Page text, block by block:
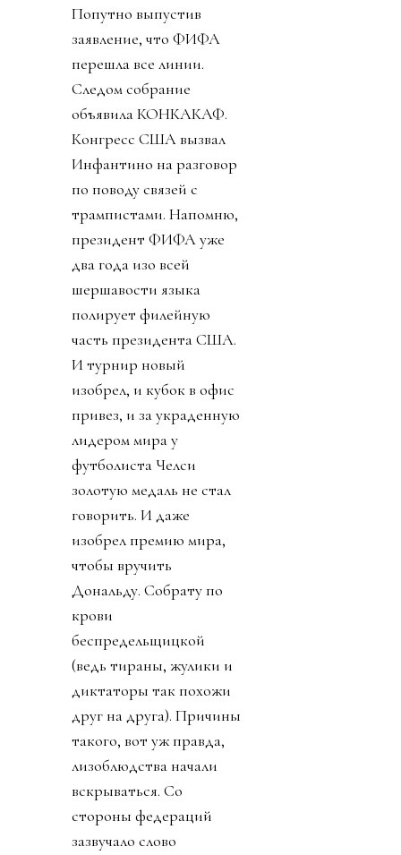
Попутно выпустив
заявление, что ФИФА
перешла все линии.
Следом собрание
объявила КОНКАКАФ.
Конгресс США вызвал
Инфантино на разговор
по поводу связей с
трампистами. Напомню,
президент ФИФА уже
два года изо всей
шершавости языка
полирует филейную
часть президента США.
И турнир новый
изобрел, и кубок в офис
привез, и за украденную
лидером мира у
футболиста Челси
золотую медаль не стал
говорить. И даже
изобрел премию мира,
чтобы вручить
Дональду. Собрату по
крови
беспредельщицкой
(ведь тираны, жулики и
диктаторы так похожи
друг на друга). Причины
такого, вот уж правда,
лизоблюдства начали
вскрываться. Со
стороны федераций
зазвучало слово